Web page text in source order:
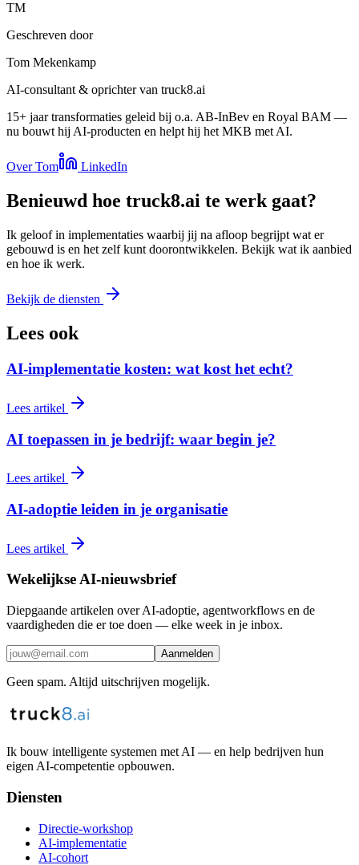
TM
Geschreven door
Tom Mekenkamp
AI-consultant & oprichter van truck8.ai
15+ jaar transformaties geleid bij o.a. AB-InBev en Royal BAM —
nu bouwt hij AI-producten en helpt hij het MKB met AI.
Over Tom LinkedIn
Benieuwd hoe truck8.ai te werk gaat?
Ik geloof in implementaties waarbij jij na afloop begrijpt wat er
gebouwd is en het zelf kunt doorontwikkelen. Bekijk wat ik aanbied
en hoe ik werk.
Bekijk de diensten
Lees ook
AI-implementatie kosten: wat kost het echt?
Lees artikel
AI toepassen in je bedrijf: waar begin je?
Lees artikel
AI-adoptie leiden in je organisatie
Lees artikel
Wekelijkse AI-nieuwsbrief
Diepgaande artikelen over AI-adoptie, agentworkflows en de
vaardigheden die er toe doen — elke week in je inbox.
Aanmelden
Geen spam. Altijd uitschrijven mogelijk.
Ik bouw intelligente systemen met AI — en help bedrijven hun
eigen AI-competentie opbouwen.
Diensten
Directie-workshop
AI-implementatie
AI-cohort